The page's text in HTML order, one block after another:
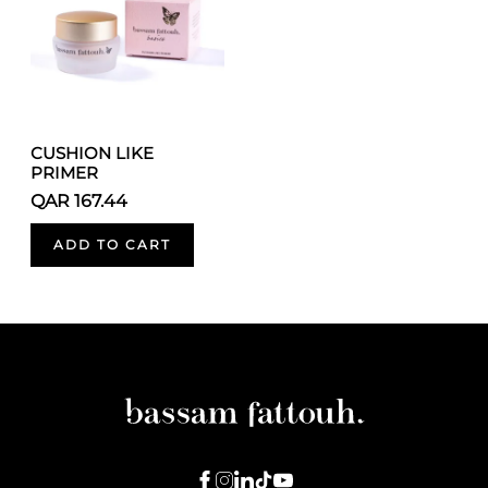
CUSHION LIKE
PRIMER
QAR 167.44
ADD TO CART